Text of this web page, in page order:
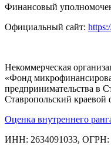
Финансовый
Официальный сайт:
Некоммерческая
«Фонд
предпринимательства в
Ставропольский
Оценка внутреннего
ИНН: 2634091033, ОГРН: